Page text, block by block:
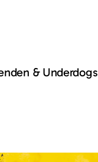
& Underdogs